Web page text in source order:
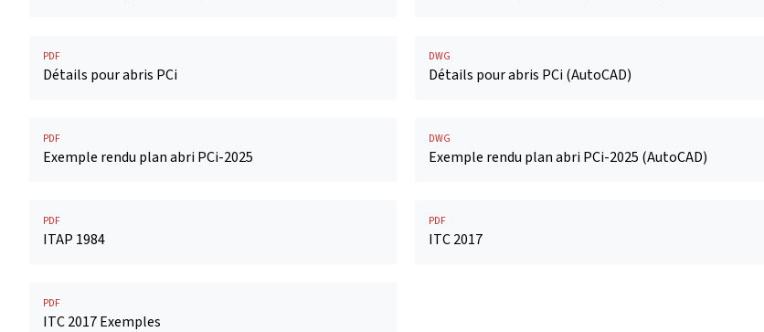
PDF
Détails pour abris PCi
DWG
Détails pour abris PCi (AutoCAD)
PDF
Exemple rendu plan abri PCi-2025
DWG
Exemple rendu plan abri PCi-2025 (AutoCAD)
PDF
ITAP 1984
PDF
ITC 2017
PDF
ITC 2017 Exemples